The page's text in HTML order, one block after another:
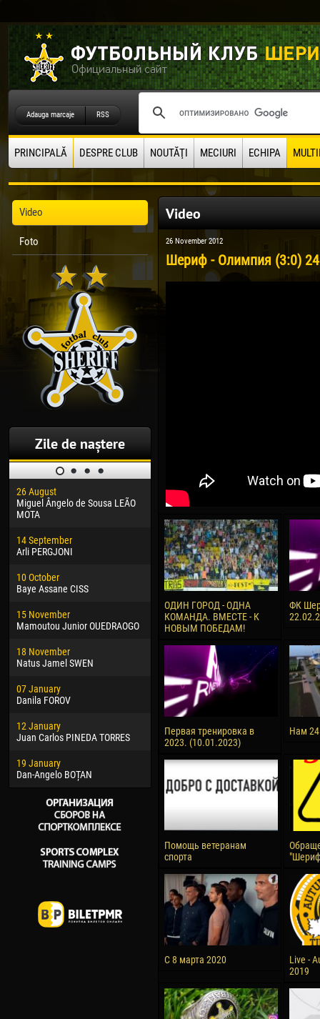
Adauga marcaje RSS
PRINCIPALĂ DESPRE CLUB NOUTĂŢI MECIURI ECHIPA
Video
Foto
Zile de naștere
26 August
Miguel Ângelo de Sousa LEÃO
MOTA
14 September
Arli PERGJONI
10 October
Baye Assane CISS
15 November
Mamoutou Junior OUEDRAOGO
18 November
Natus Jamel SWEN
07 January
Danila FOROV
12 January
Juan Carlos PINEDA TORRES
19 January
Dan-Angelo BOȚAN
30 January
Dhoraso Moreo KLAS
24 February
Vladislav COSTIN
02 March
Veaceslav COZMA
09 March
Emmanuel AFETSE
Jayder Moreno ASPRILLA
22 March
Samba KONÉ
26 March
Vitor Hugo Morais de OLIVEIRA
28 March
Raí LOPES DE OLIVEIRA
04
13
24
15
28
10
Ivan
Video
26 November 2012
Шериф - Олимпия (3:0)
ОДИН ГОРОД - ОДНА
КОМАНДА. ВМЕСТЕ - К
НОВЫМ ПОБЕДАМ!
ФК
Первая тренировка в
2023. (10.01.2023)
Нам
Помощь ветеранам
спорта
С 8 марта 2020
Live -
2019